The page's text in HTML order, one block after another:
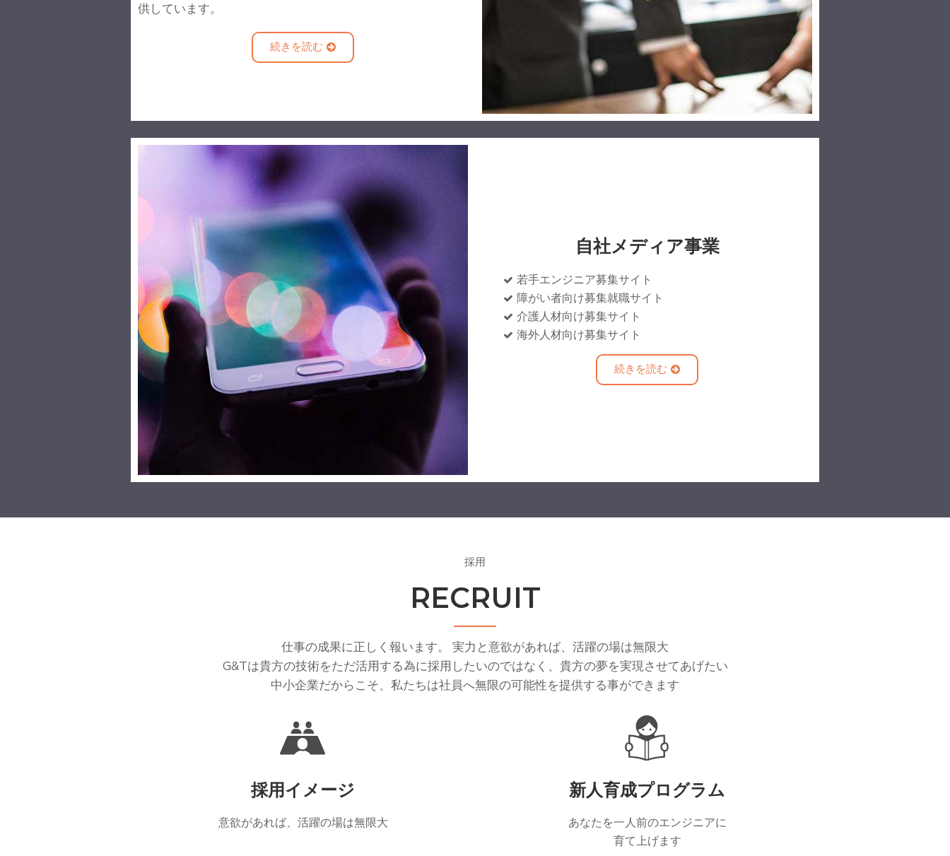
供しています。
続きを読む
自社メディア事業
若手エンジニア募集サイト
障がい者向け募集就職サイト
介護人材向け募集サイト
海外人材向け募集サイト
続きを読む
採用
RECRUIT
仕事の成果に正しく報います。 実力と意欲があれば、活躍の場は無限大
G&Tは貴方の技術をただ活用する為に採用したいのではなく、貴方の夢を実現させてあげたい
中小企業だからこそ、私たちは社員へ無限の可能性を提供する事ができます
採用イメージ
意欲があれば、活躍の場は無限大
新人育成プログラム
あなたを一人前のエンジニアに
育て上げます